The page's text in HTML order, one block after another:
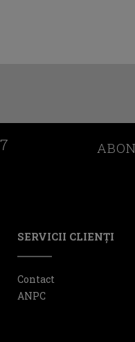
SERVICII CLIENŢI
Contact
ANPC